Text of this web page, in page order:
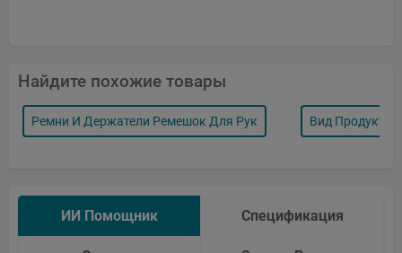
Найдите похожие товары
Ремни И Держатели Ремешок Для Рук Вид Продукта
ИИ Помощник Спецификация